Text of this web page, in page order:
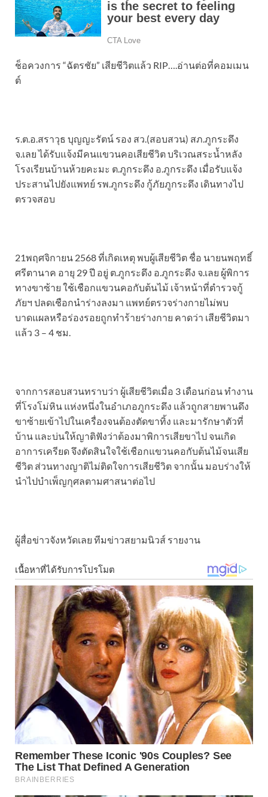
ช็อควงการ “ฉัตรชัย” เสียชีวิตแล้ว RIP….อ่านต่อที่คอมเมน
ต์
ร.ต.อ.สราวุธ บุญญะรัตน์ รอง สว.(สอบสวน) สภ.ภูกระดึง
จ.เลย ได้รับแจ้งมีคนแขวนคอเสียชีวิต บริเวณสระน้ำหลัง
โรงเรียนบ้านห้วยคะมะ ต.ภูกระดึง อ.ภูกระดึง เมื่อรับแจ้ง
ประสานไปยังแพทย์ รพ.ภูกระดึง กู้ภัยภูกระดึง เดินทางไป
ตรวจสอบ
21พฤศจิกายน 2568 ที่เกิดเหตุ พบผู้เสียชีวิต ชื่อ นายนพฤทธิ์
ศรีตานาค อายุ 29 ปี อยู่ ต.ภูกระดึง อ.ภูกระดึง จ.เลย ผู้พิการ
ทางขาซ้าย ใช้เชือกแขวนคอกับต้นไม้ เจ้าหน้าที่ตำรวจกู้
ภัยฯ ปลดเชือกนำร่างลงมา แพทย์ตรวจร่างกายไม่พบ
บาดแผลหรือร่องรอยถูกทำร้ายร่างกาย คาดว่า เสียชีวิตมา
แล้ว 3 – 4 ชม.
จากการสอบสวนทราบว่า ผู้เสียชีวิตเมื่อ 3 เดือนก่อน ทำงาน
ที่โรงโม่หิน แห่งหนึ่งในอำเภอภูกระดึง แล้วถูกสายพานดึง
ขาซ้ายเข้าไปในเครื่องจนต้องตัดขาทิ้ง และมารักษาตัวที่
บ้าน และบ่นให้ญาติฟังว่าต้องมาพิการเสียขาไป จนเกิด
อาการเครียด จึงตัดสินใจใช้เชือกแขวนคอกับต้นไม้จนเสีย
ชีวิต ส่วนทางญาติไม่ติดใจการเสียชีวิต จากนั้น มอบร่างให้
นำไปบำเพ็ญกุศลตามศาสนาต่อไป
ผู้สื่อข่าวจังหวัดเลย ทีมข่าวสยามนิวส์ รายงาน